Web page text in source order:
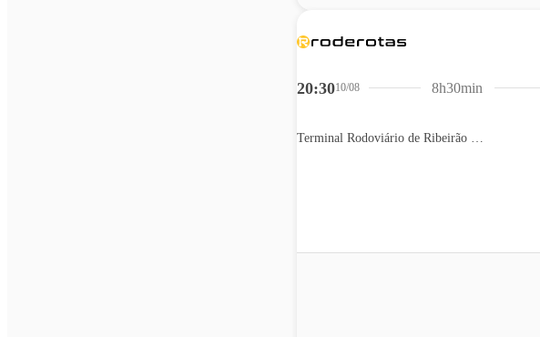
20:3010/08 8h30min